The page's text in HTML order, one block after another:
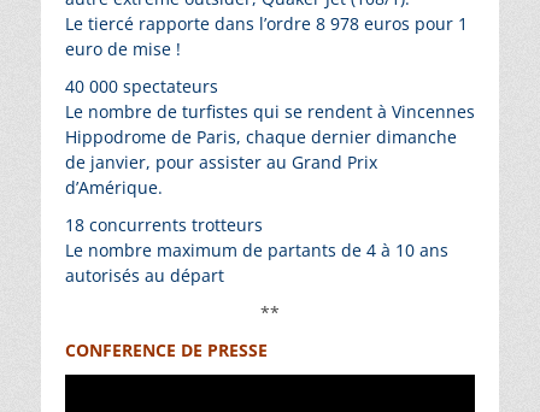
Le tiercé rapporte dans l’ordre 8 978 euros pour 1
euro de mise !
40 000 spectateurs
Le nombre de turfistes qui se rendent à Vincennes
Hippodrome de Paris, chaque dernier dimanche
de janvier, pour assister au Grand Prix
d’Amérique.
18 concurrents trotteurs
Le nombre maximum de partants de 4 à 10 ans
autorisés au départ
**
CONFERENCE DE PRESSE